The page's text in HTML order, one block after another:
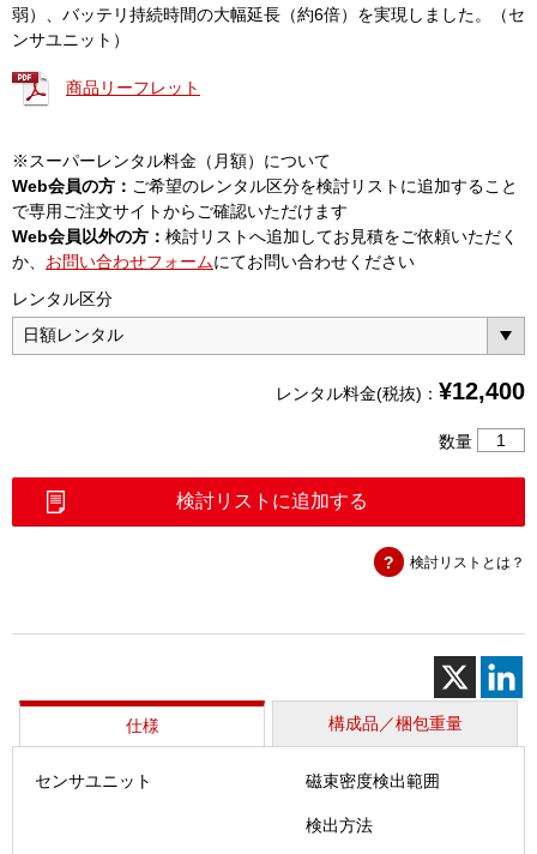
弱）、バッテリ持続時間の大幅延長（約6倍）を実現しました。（セ
ンサユニット）
商品リーフレット
※スーパーレンタル料金（月額）について
Web会員の方： ご希望のレンタル区分を検討リストに追加すること
で専用ご注文サイトからご確認いただけます
Web会員以外の方： 検討リストへ追加してお見積をご依頼いただく
か、 お問い合わせフォームにてお問い合わせください
レンタル区分
レンタル料金(税抜)： ¥12,400
数量
CP
ー
個
検討リストに追加する
検討リストとは？
仕様 構成品／梱包重量
センサユニット 磁束密度検出範囲
検出方法